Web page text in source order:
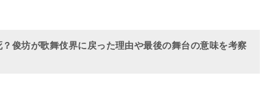
俊坊が歌舞伎界に戻った理由や最後の舞台の意味を考察